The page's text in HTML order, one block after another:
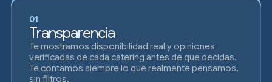
01
Transparencia
Te mostramos disponibilidad real y opiniones
verificadas de cada catering antes de que decidas.
Te contamos siempre lo que realmente pensamos,
sin filtros.